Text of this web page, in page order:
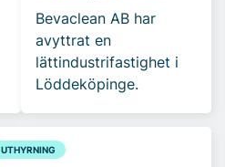
Bevaclean AB har
avyttrat en
lättindustrifastighet i
Löddeköpinge.
UTHYRNING